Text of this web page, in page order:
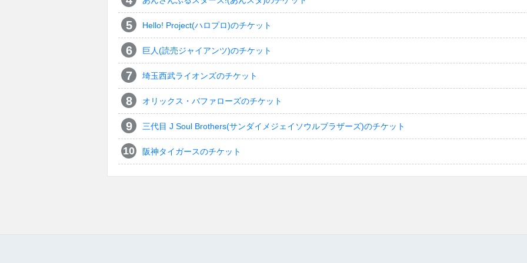
Hello! Project(ハロプロ)のチケット
巨人(読売ジャイアンツ)のチケット
埼玉西武ライオンズのチケット
オリックス・バファローズのチケット
三代目 J Soul Brothers(サンダイメジェイソウルブラザーズ)のチケット
阪神タイガースのチケット